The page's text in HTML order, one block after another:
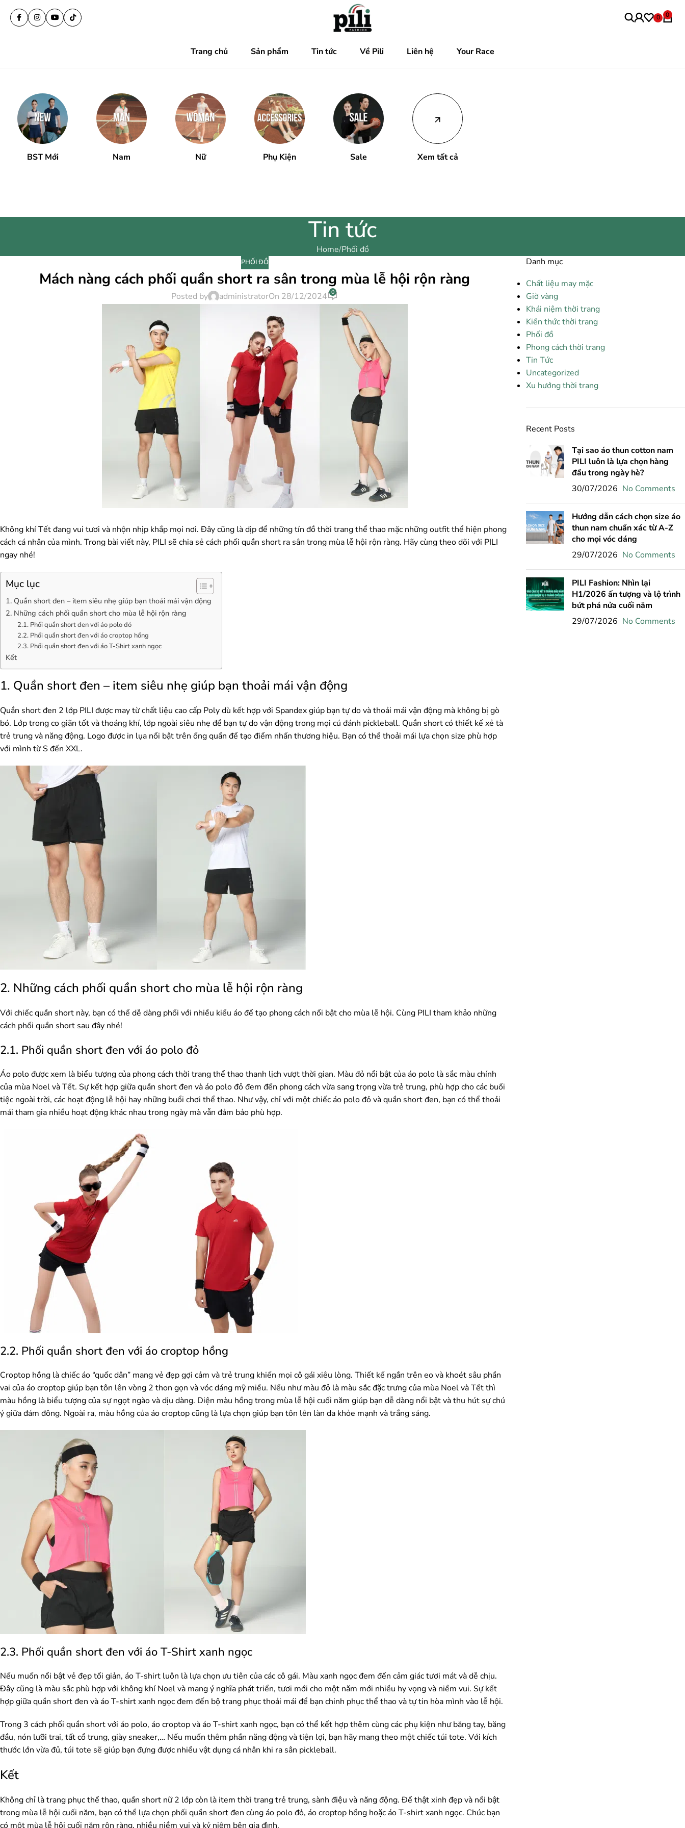
0 0
Trang chủ Sản phẩm Tin tức Về Pili Liên hệ Your Race
BST Mới Nam Nữ Phụ Kiện Sale Xem tất cả
Tin tức
Home Phối đồ
PHỐI ĐỒ
Mách nàng cách phối quần short ra sân trong mùa lễ hội rộn ràng
Posted by administratorOn 28/12/2024 0
Không khí Tết đang vui tươi và nhộn nhịp khắp mọi nơi. Đây cũng là dịp để những tín đồ thời trang thể thao mặc những outfit thể hiện phong
cách cá nhân của mình. Trong bài viết này, PILI sẽ chia sẻ cách phối quần short ra sân trong mùa lễ hội rộn ràng. Hãy cùng theo dõi với PILI
ngay nhé!
Mục lục
1. Quần short đen – item siêu nhẹ giúp bạn thoải mái vận động
2. Những cách phối quần short cho mùa lễ hội rộn ràng
2.1. Phối quần short đen với áo polo đỏ
2.2. Phối quần short đen với áo croptop hồng
2.3. Phối quần short đen với áo T-Shirt xanh ngọc
Kết
1. Quần short đen – item siêu nhẹ giúp bạn thoải mái vận động
Quần short đen 2 lớp PILI được may từ chất liệu cao cấp Poly dù kết hợp với Spandex giúp bạn tự do và thoải mái vận động mà không bị gò
bó. Lớp trong co giãn tốt và thoáng khí, lớp ngoài siêu nhẹ để bạn tự do vận động trong mọi cú đánh pickleball. Quần short có thiết kế xẻ tà
trẻ trung và năng động. Logo được in lụa nổi bật trên ống quần để tạo điểm nhấn thương hiệu. Bạn có thể thoải mái lựa chọn size phù hợp
với mình từ S đến XXL.
2. Những cách phối quần short cho mùa lễ hội rộn ràng
Với chiếc quần short này, bạn có thể dễ dàng phối với nhiều kiểu áo để tạo phong cách nổi bật cho mùa lễ hội. Cùng PILI tham khảo những
cách phối quần short sau đây nhé!
2.1. Phối quần short đen với áo polo đỏ
Áo polo được xem là biểu tượng của phong cách thời trang thể thao thanh lịch vượt thời gian. Màu đỏ nổi bật của áo polo là sắc màu chính
của mùa Noel và Tết. Sự kết hợp giữa quần short đen và áo polo đỏ đem đến phong cách vừa sang trọng vừa trẻ trung, phù hợp cho các buổi
tiệc ngoài trời, các hoạt động lễ hội hay những buổi chơi thể thao. Như vậy, chỉ với một chiếc áo polo đỏ và quần short đen, bạn có thể thoải
mái tham gia nhiều hoạt động khác nhau trong ngày mà vẫn đảm bảo phù hợp.
2.2. Phối quần short đen với áo croptop hồng
Croptop hồng là chiếc áo “quốc dân” mang vẻ đẹp gợi cảm và trẻ trung khiến mọi cô gái xiêu lòng. Thiết kế ngắn trên eo và khoét sâu phần
vai của áo croptop giúp bạn tôn lên vòng 2 thon gọn và vóc dáng mỹ miều. Nếu như màu đỏ là màu sắc đặc trưng của mùa Noel và Tết thì
màu hồng là biểu tượng của sự ngọt ngào và dịu dàng. Diện màu hồng trong mùa lễ hội cuối năm giúp bạn dễ dàng nổi bật và thu hút sự chú
ý giữa đám đông. Ngoài ra, màu hồng của áo croptop cũng là lựa chọn giúp bạn tôn lên làn da khỏe mạnh và trắng sáng.
2.3. Phối quần short đen với áo T-Shirt xanh ngọc
Nếu muốn nổi bật vẻ đẹp tối giản, áo T-shirt luôn là lựa chọn ưu tiên của các cô gái. Màu xanh ngọc đem đến cảm giác tươi mát và dễ chịu.
Đây cũng là màu sắc phù hợp với không khí Noel và mang ý nghĩa phát triển, tươi mới cho một năm mới nhiều hy vọng và niềm vui. Sự kết
hợp giữa quần short đen và áo T-shirt xanh ngọc đem đến bộ trang phục thoải mái để bạn chinh phục thể thao và tự tin hòa mình vào lễ hội.
Trong 3 cách phối quần short với áo polo, áo croptop và áo T-shirt xanh ngọc, bạn có thể kết hợp thêm cùng các phụ kiện như băng tay, băng
đầu, nón lưỡi trai, tất cổ trung, giày sneaker,… Nếu muốn thêm phần năng động và tiện lợi, bạn hãy mang theo một chiếc túi tote. Với kích
thước lớn vừa đủ, túi tote sẽ giúp bạn đựng được nhiều vật dụng cá nhân khi ra sân pickleball.
Kết
Không chỉ là trang phục thể thao, quần short nữ 2 lớp còn là item thời trang trẻ trung, sành điệu và năng động. Để thật xinh đẹp và nổi bật
trong mùa lễ hội cuối năm, bạn có thể lựa chọn phối quần short đen cùng áo polo đỏ, áo croptop hồng hoặc áo T-shirt xanh ngọc. Chúc bạn
có một mùa lễ hội cuối năm rộn ràng, nhiều niềm vui và kỷ niệm bên gia đình.
Danh mục
Chất liệu may mặc
Giờ vàng
Khái niệm thời trang
Kiến thức thời trang
Phối đồ
Phong cách thời trang
Tin Tức
Uncategorized
Xu hướng thời trang
Recent Posts
Tại sao áo thun cotton nam
PILI luôn là lựa chọn hàng
đầu trong ngày hè?
30/07/2026 No Comments
Hướng dẫn cách chọn size áo
thun nam chuẩn xác từ A-Z
cho mọi vóc dáng
29/07/2026 No Comments
PILI Fashion: Nhìn lại
H1/2026 ấn tượng và lộ trình
bứt phá nửa cuối năm
29/07/2026 No Comments